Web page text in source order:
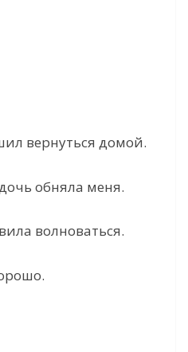
вернуться домой.
обняла меня.
волноваться.